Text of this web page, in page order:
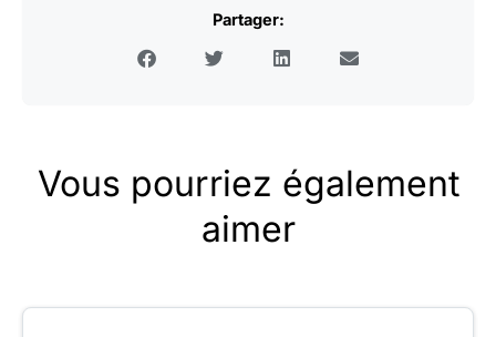
Partager:
Vous pourriez également
aimer